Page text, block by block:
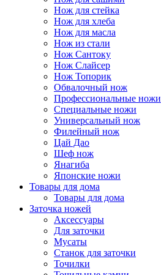
Нож для стейка
Нож для хлеба
Нож для масла
Нож из стали
Нож Сантоку
Нож Слайсер
Нож Топорик
Обвалочный нож
Профессиональные ножи
Специальные ножи
Универсальный нож
Филейный нож
Цай Дао
Шеф нож
Янагиба
Японские ножи
Товары для дома
Товары для дома
Заточка ножей
Аксессуары
Для заточки
Мусаты
Станок для заточки
Точилки